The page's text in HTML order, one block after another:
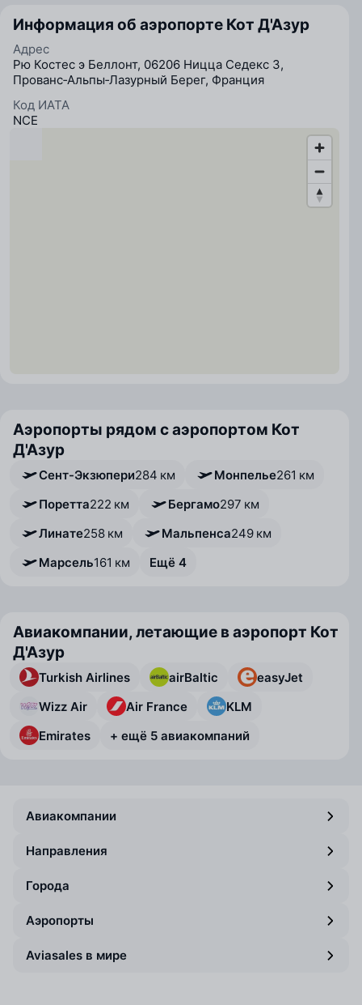
Информация об аэропорте Кот Д'Азур
Адрес
Рю Костес э Беллонт, 06206 Ницца Седекс 3,
Прованс‑Альпы‑Лазурный Берег, Франция
Код ИАТА
NCE
Аэропорты рядом с аэропортом Кот
Д'Азур
Сент-Экзюпери284 км Монпелье261 км
Поретта222 км Бергамо297 км
Линате258 км Мальпенса249 км
Марсель161 км Ещё 4
Авиакомпании, летающие в аэропорт Кот
Д'Азур
Turkish Airlines airBaltic
easyJet
Wizz Air
Air France
KLM
Emirates
+ ещё 5 авиакомпаний
Авиакомпании
Направления
Города
Аэропорты
Aviasales в мире